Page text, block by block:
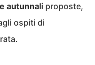
autunnali proposte,
ospiti di